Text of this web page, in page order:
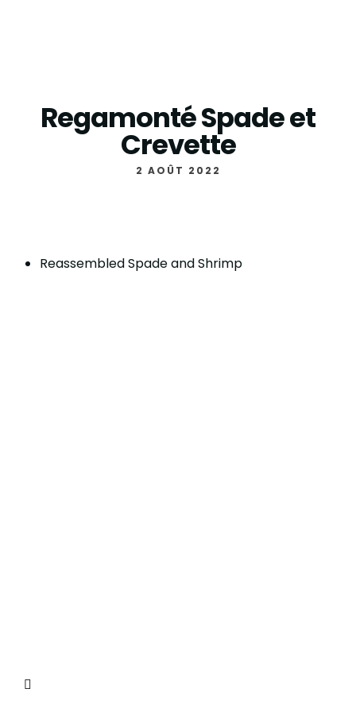
Regamonté Spade et
Crevette
2 AOÛT 2022
Reassembled Spade and Shrimp